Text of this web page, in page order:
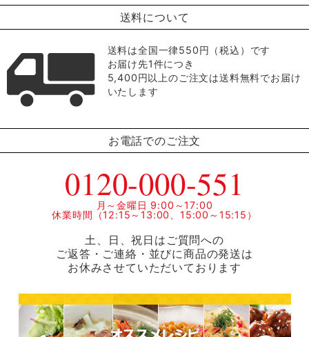
送料について
送料は全国一律550円（税込）です
お届け先1件につき
5,400円以上のご注文は送料無料でお届け
いたします
お電話でのご注文
0120-000-551
月～金曜日 9:00～17:00
休業時間（12:15～13:00、15:00～15:15）
土、日、祝日はご質問への
ご返答・ご連絡・並びに商品の発送は
お休みさせていただいております